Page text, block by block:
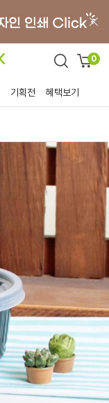
0
기획전 혜택보기